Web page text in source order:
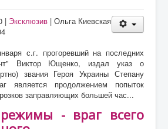
| Эксклюзив |Ольга Киевская
с.г. прогоревший на последних
Виктор Ющенко, издал указ о
звания Героя Украины Степану
является продолжением попыток
заправляющих большей час...
- враг всего